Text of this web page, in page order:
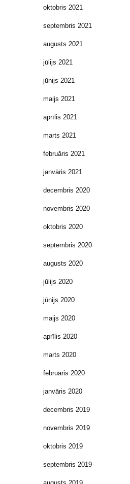
oktobris 2021
septembris 2021
augusts 2021
jūlijs 2021
jūnijs 2021
maijs 2021
aprīlis 2021
marts 2021
februāris 2021
janvāris 2021
decembris 2020
novembris 2020
oktobris 2020
septembris 2020
augusts 2020
jūlijs 2020
jūnijs 2020
maijs 2020
aprīlis 2020
marts 2020
februāris 2020
janvāris 2020
decembris 2019
novembris 2019
oktobris 2019
septembris 2019